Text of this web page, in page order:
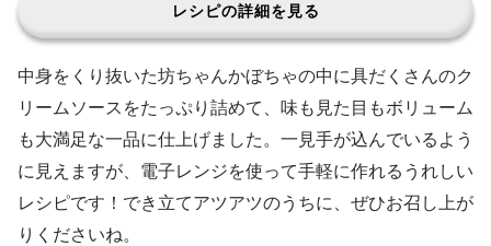
レシピの詳細を見る
中身をくり抜いた坊ちゃんかぼちゃの中に具だくさんのク
リームソースをたっぷり詰めて、味も見た目もボリューム
も大満足な一品に仕上げました。一見手が込んでいるよう
に見えますが、電子レンジを使って手軽に作れるうれしい
レシピです！でき立てアツアツのうちに、ぜひお召し上が
りくださいね。